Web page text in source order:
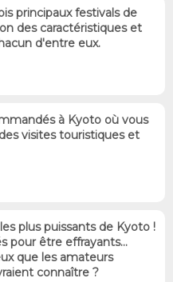
principaux festivals de
des caractéristiques et
d'entre eux.
à Kyoto où vous
visites touristiques et
plus puissants de Kyoto !
pour être effrayants...
que les amateurs
connaître ?